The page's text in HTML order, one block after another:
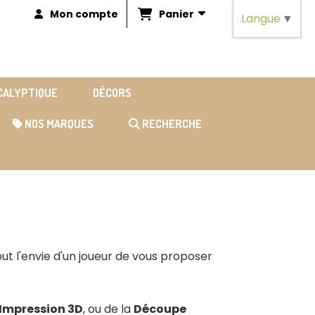
Mon compte Panier
DÉCORS
NOS MARQUES RECHERCHE
l'envie d'un joueur de vous proposer
3D, ou de la Découpe
Langue ▼